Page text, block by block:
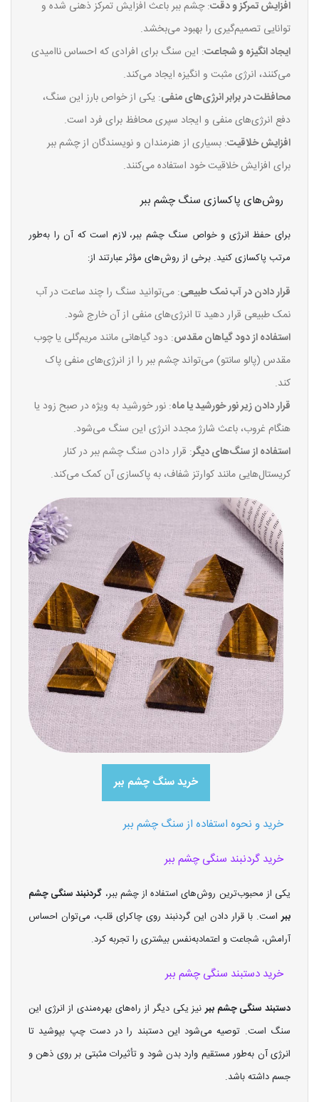
افزایش تمرکز و دقت: چشم ببر باعث افزایش تمرکز ذهنی شده و
توانایی تصمیم‌گیری را بهبود می‌بخشد.
ایجاد انگیزه و شجاعت: این سنگ برای افرادی که احساس ناامیدی
می‌کنند، انرژی مثبت و انگیزه ایجاد می‌کند.
محافظت در برابر انرژی‌های منفی: یکی از خواص بارز این سنگ،
دفع انرژی‌های منفی و ایجاد سپری محافظ برای فرد است.
افزایش خلاقیت: بسیاری از هنرمندان و نویسندگان از چشم ببر
برای افزایش خلاقیت خود استفاده می‌کنند.
روش‌های پاکسازی سنگ چشم ببر
برای حفظ انرژی و خواص سنگ چشم ببر، لازم است که آن را به‌طور
مرتب پاکسازی کنید. برخی از روش‌های مؤثر عبارتند از:
قرار دادن در آب نمک طبیعی: می‌توانید سنگ را چند ساعت در آب
نمک طبیعی قرار دهید تا انرژی‌های منفی از آن خارج شود.
استفاده از دود گیاهان مقدس: دود گیاهانی مانند مریم‌گلی یا چوب
مقدس (پالو سانتو) می‌تواند چشم ببر را از انرژی‌های منفی پاک
کند.
قرار دادن زیر نور خورشید یا ماه: نور خورشید به ویژه در صبح زود یا
هنگام غروب، باعث شارژ مجدد انرژی این سنگ می‌شود.
استفاده از سنگ‌های دیگر: قرار دادن سنگ چشم ببر در کنار
کریستال‌هایی مانند کوارتز شفاف، به پاکسازی آن کمک می‌کند.
خرید سنگ چشم ببر
خرید و نحوه استفاده از سنگ چشم ببر
خرید گردنبند سنگی چشم ببر
یکی از محبوب‌ترین روش‌های استفاده از چشم ببر، گردنبند سنگی چشم
ببراست. با قرار دادن این گردنبند روی چاکرای قلب، می‌توان احساس
آرامش، شجاعت و اعتمادبه‌نفس بیشتری را تجربه کرد.
خرید دستبند سنگی چشم ببر
دستبند سنگی چشم ببرنیز یکی دیگر از راه‌های بهره‌مندی از انرژی این
سنگ است. توصیه می‌شود این دستبند را در دست چپ بپوشید تا
انرژی آن به‌طور مستقیم وارد بدن شود و تأثیرات مثبتی بر روی ذهن و
جسم داشته باشد.